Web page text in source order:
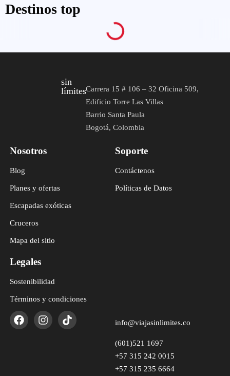
Destinos top
sin
límitesCarrera 15 # 106 – 32 Oficina 509,
Edificio Torre Las Villas
Barrio Santa Paula
Bogotá, Colombia
Nosotros
Blog
Planes y ofertas
Escapadas exóticas
Cruceros
Mapa del sitio
Soporte
Contáctenos
Políticas de Datos
Legales
Sostenibilidad
Términos y condiciones
info@viajasinlimites.co
(601)521 1697
+57 315 242 0015
+57 315 235 6664